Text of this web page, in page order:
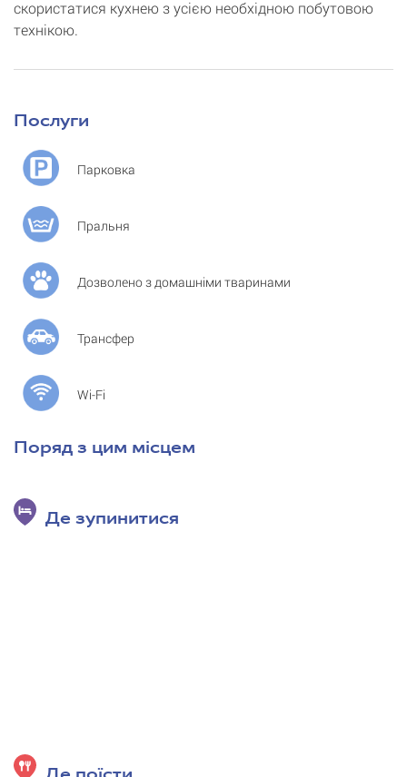
скористатися кухнею з усією необхідною побутовою
технікою.
Послуги
Парковка
Пральня
Дозволено з домашніми тваринами
Трансфер
Wi-Fi
Поряд з цим місцем
Де зупинитися